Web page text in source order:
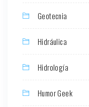
Geotecnia
Hidráulica
Hidrología
Humor Geek